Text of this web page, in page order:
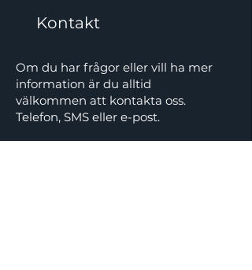
Kontakt
Om du har frågor eller vill ha mer
information är du alltid
välkommen att kontakta oss.
Telefon, SMS eller e-post.